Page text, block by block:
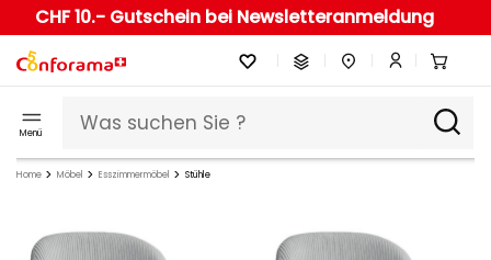
CHF 10.- Gutschein bei Newsletteranmeldung
Menü
Home Möbel Esszimmermöbel Stühle